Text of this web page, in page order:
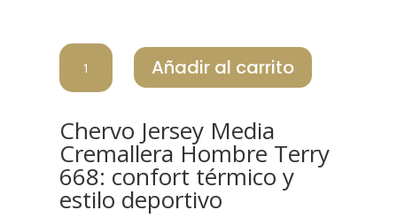
CHERVO
JERSEY
MEDIA
HOMBRE
TERRY
668
cantidad
Añadir al carrito
Chervo Jersey Media
Cremallera Hombre Terry
668: confort térmico y
estilo deportivo